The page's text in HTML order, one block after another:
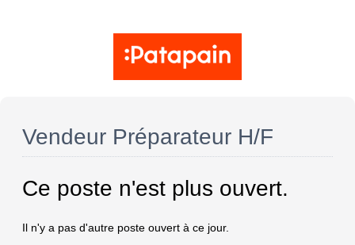
Vendeur Préparateur H/F
Ce poste n'est plus ouvert.
Il n'y a pas d'autre poste ouvert à ce jour.